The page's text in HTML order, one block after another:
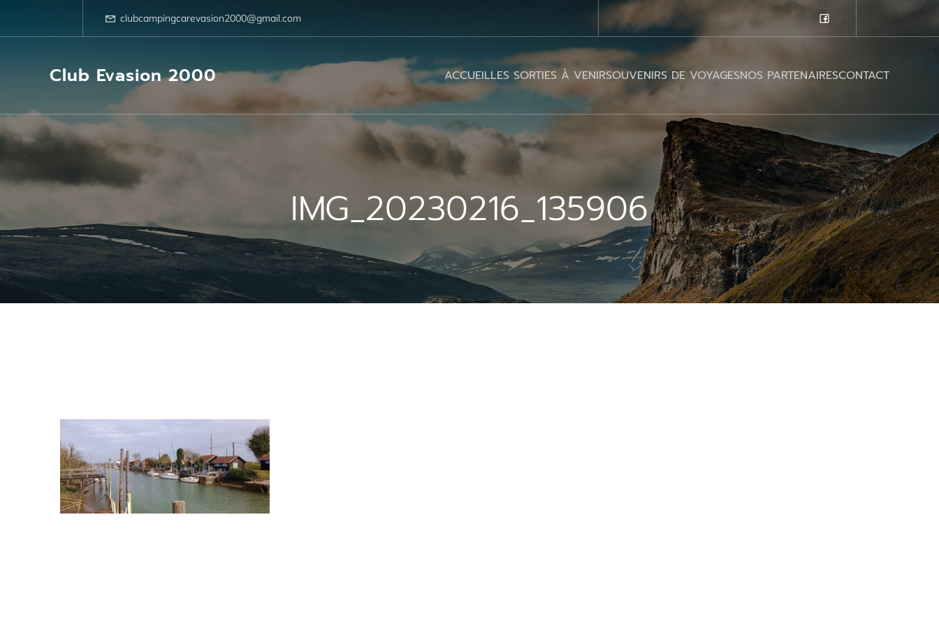
clubcampingcarevasion2000@gmail.com
Club Evasion 2000 ACCUEILLES SORTIES À VENIRSOUVENIRS DE VOYAGESNOS PARTENAIRESCONTACT
IMG_20230216_135906